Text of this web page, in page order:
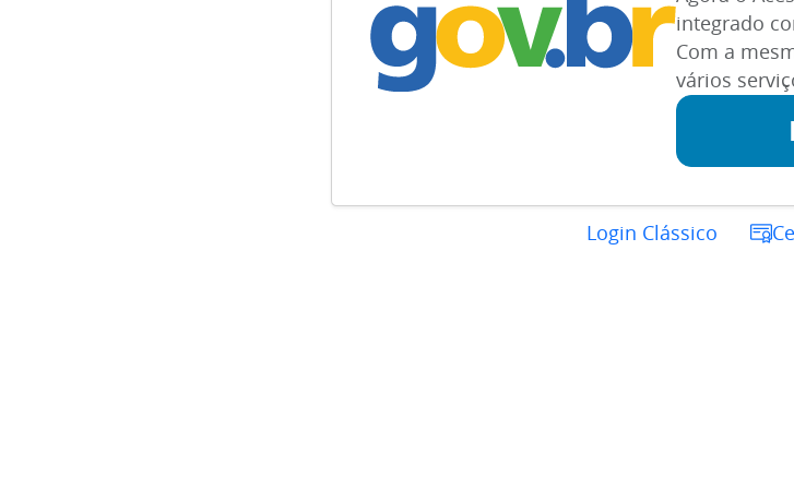
integrado
Com a
vários
Login Clássico